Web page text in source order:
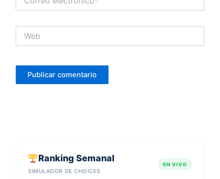
electrónico*
Ranking Semanal
SIMULADOR DE CHOICES
EN VIVO